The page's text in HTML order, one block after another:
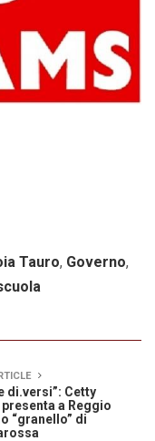
Tauro, Governo,
di.versi”: Cetty
a Reggio
“granello” di